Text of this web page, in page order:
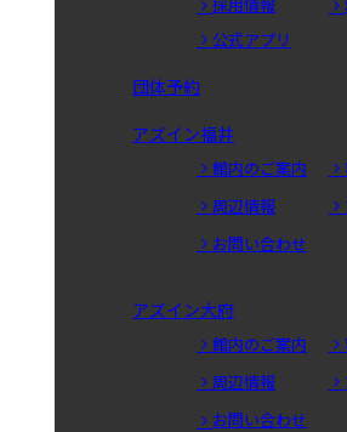
採用情報
公式アプリ
団体予約
アズイン福井
館内のご案内
周辺情報
お問い合わせ
アズイン大府
館内のご案内
周辺情報
お問い合わせ